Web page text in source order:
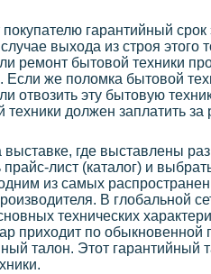
гарантийный срок
выхода из строя этого
ремонт бытовой техники
Если же поломка бытовой
отвозить эту бытовую
должен заплатить за
где выставлены
лист (каталог) и
из самых
В глобальной
технических
приходит по обыкновенной
талон. Этот гарантийный